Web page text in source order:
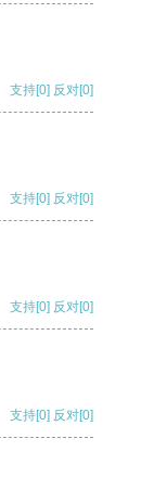
支持[0] 反对[0]
支持[0] 反对[0]
支持[0] 反对[0]
支持[0] 反对[0]